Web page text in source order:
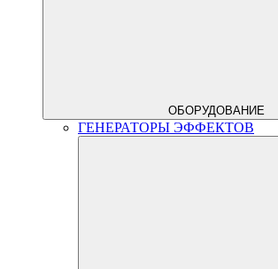
ОБОРУДОВАНИЕ
ГЕНЕРАТОРЫ ЭФФЕКТОВ